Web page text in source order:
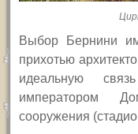
Выбор Бернини
прихотью
идеальную
императором
сооружения